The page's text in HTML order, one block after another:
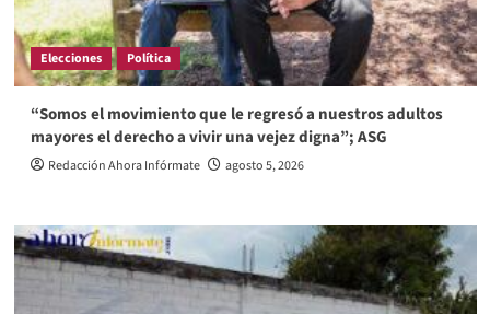
Elecciones Política
“Somos el movimiento que le regresó a nuestros adultos
mayores el derecho a vivir una vejez digna”; ASG
Redacción Ahora Infórmate agosto 5, 2026